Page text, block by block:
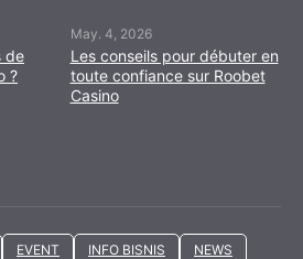
de
?
May. 4, 2026
Les conseils pour débuter en
toute confiance sur Roobet
Casino
EVENT INFO BISNIS
NEWS